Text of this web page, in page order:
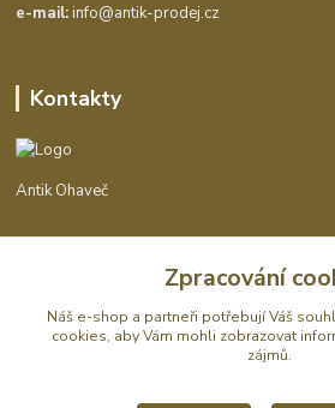
e-mail:info@antik-prodej.cz
Kontakty
Antik Ohaveč
info@antik-prodej.cz
Zpracování
Náš e-shop a partneři potřebují Váš
cookies, aby Vám mohli zobrazovat
zájmů.